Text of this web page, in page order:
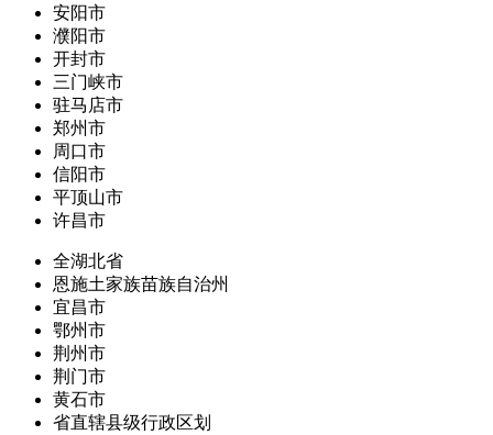
安阳市
濮阳市
开封市
三门峡市
驻马店市
郑州市
周口市
信阳市
平顶山市
许昌市
全湖北省
恩施土家族苗族自治州
宜昌市
鄂州市
荆州市
荆门市
黄石市
省直辖县级行政区划